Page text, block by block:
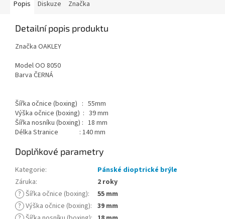
Popis Diskuze Značka
Detailní popis produktu
Značka OAKLEY
Model OO 8050
Barva ČERNÁ
Šířka očnice (boxing) : 55mm
Výška očnice (boxing) : 39 mm
Šířka nosníku (boxing) : 18 mm
Délka Stranice : 140 mm
Doplňkové parametry
Kategorie:
Pánské dioptrické brýle
Záruka:
2 roky
? Šířka očnice (boxing):
55 mm
? Výška očnice (boxing): 39 mm